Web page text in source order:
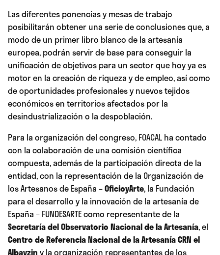
Las diferentes ponencias y mesas de trabajo
posibilitarán obtener una serie de conclusiones que, a
modo de un primer libro blanco de la artesanía
europea, podrán servir de base para conseguir la
unificación de objetivos para un sector que hoy ya es
motor en la creación de riqueza y de empleo, así como
de oportunidades profesionales y nuevos tejidos
económicos en territorios afectados por la
desindustrialización o la despoblación.
Para la organización del congreso, FOACAL ha contado
con la colaboración de una comisión científica
compuesta, además de la participación directa de la
entidad, con la representación de la Organización de
los Artesanos de España –OficioyArte, la Fundación
para el desarrollo y la innovación de la artesanía de
España – FUNDESARTE como representante de la
Secretaría del Observatorio Nacional de la Artesanía, el
Centro de Referencia Nacional de la Artesanía CRN el
Albayzin y la organización representantes de los